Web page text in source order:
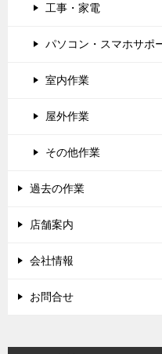
工事・家電
パソコン・スマホサポ
室内作業
屋外作業
その他作業
過去の作業
店舗案内
会社情報
お問合せ